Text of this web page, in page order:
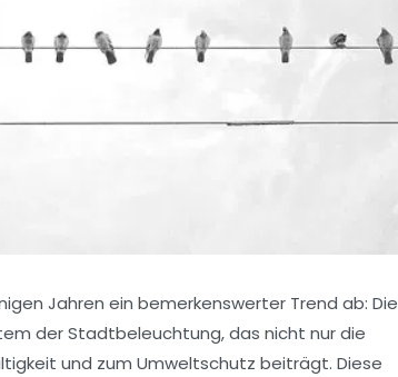
Jahren ein bemerkenswerter Trend ab: Die
derStadtbeleuchtung, das nicht nur die
und zum Umweltschutz beiträgt. Diese